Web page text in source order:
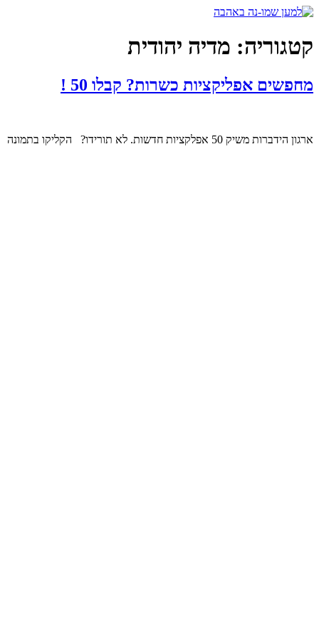
דלג
קטגוריה: מדיה יהודית
מחפשים אפליקציות כשרות? קבלו 50 !
ארגון הידברות משיק 50 אפלקציות חדשות. לא תורידו? הקליקו בתמונה